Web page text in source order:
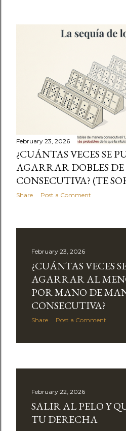
February 23, 2026
¿CUÁNTAS VECES SE
AGARRAR DOBLES
CONSECUTIVA? (TE
Share Post a Comment
February 23, 2026
¿CUÁNTAS VECES
AGARRAR AL
POR MANO DE
CONSECUTIVA?
Share Post a Comment
February 22, 2026
SALIR AL PELO Y
TU DERECHA